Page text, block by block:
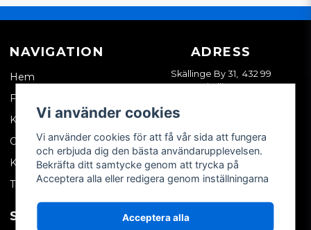
NAVIGATION
Hem
Företagskund
Kontakta oss
Om oss
Köpvillkor
Tips & trix
ADRESS
Skällinge By 31, 432 99
Skällinge
SOCIALA MEDIER MITT KONTO
Vi använder cookies
Vi använder cookies för att få vår sida att fungera
och erbjuda dig den bästa användarupplevelsen.
Bekräfta ditt samtycke genom att trycka på
Acceptera alla eller redigera genom inställningarna
Acceptera alla